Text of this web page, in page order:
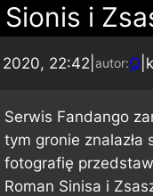
i
22:42 autor:Q
Serwis Fandango
tym gronie znalazła
fotografię
Roman Sinisa i